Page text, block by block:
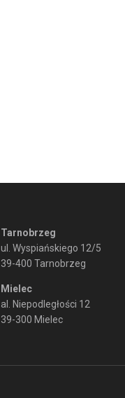
Tarnobrzeg
ul. Wyspiańskiego 12/5
39-400 Tarnobrzeg
Mielec
al. Niepodległości 12
39-300 Mielec